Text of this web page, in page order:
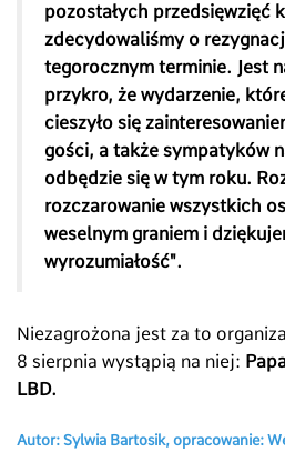
pozostałych przedsięwzięć
zdecydowaliśmy o
tegorocznym terminie. Jest
przykro, że wydarzenie,
cieszyło się
gości, a także sympatyków
odbędzie się w tym roku.
rozczarowanie wszystkich
weselnym graniem i
wyrozumiałość".
Niezagrożona jest za to
8 sierpnia wystąpią na niej:
LBD.
Autor: Sylwia Bartosik, opracowanie: